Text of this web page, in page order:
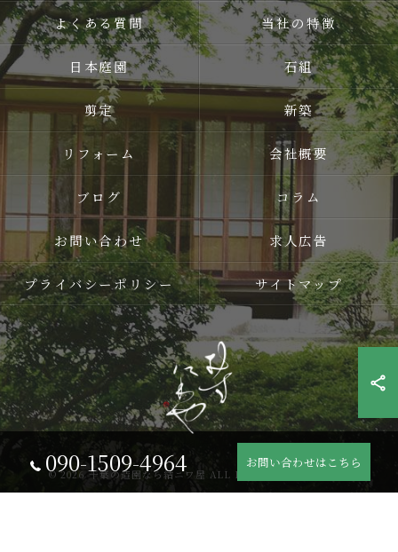
090-1509-4964 お問い合わせはこちら
よくある質問 当社の特徴
日本庭園 石組
剪定 新築
リフォーム 会社概要
ブログ コラム
お問い合わせ 求人広告
プライバシーポリシー サイトマップ
© 2026 千葉の造園なら結ニワ屋 ALL RIGHTS RESERVED.